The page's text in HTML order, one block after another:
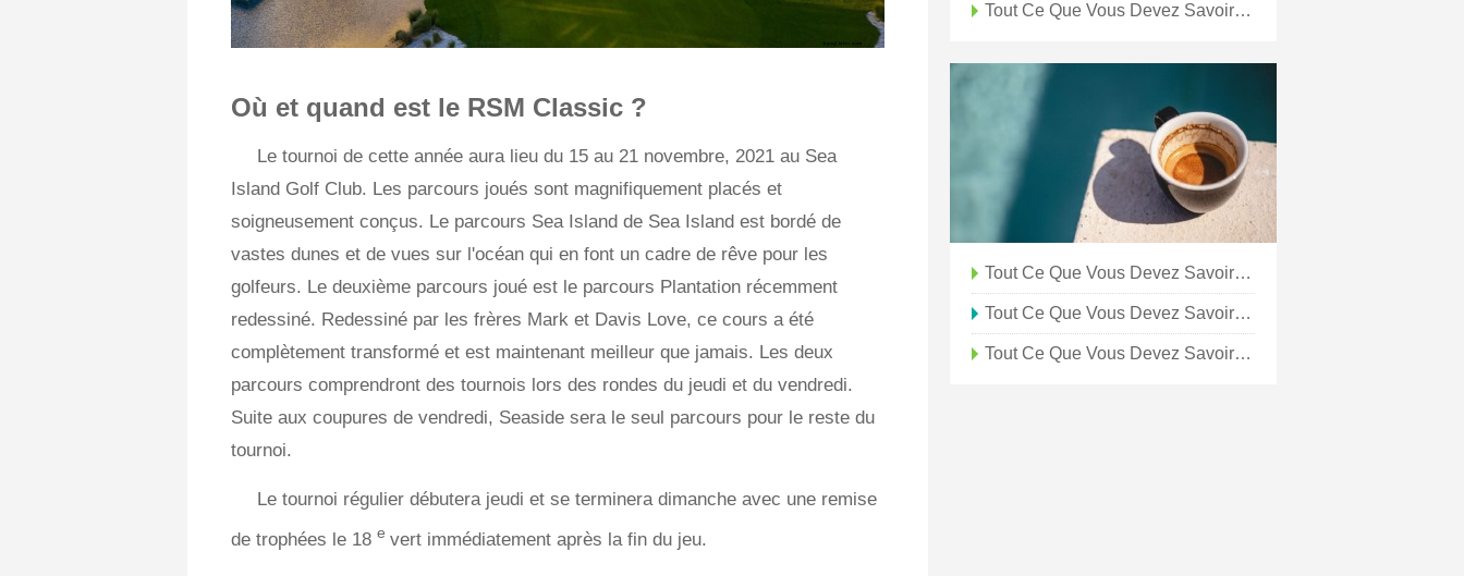
Où et quand est le RSM Classic ?
Le tournoi de cette année aura lieu du 15 au 21 novembre, 2021 au Sea
Island Golf Club. Les parcours joués sont magnifiquement placés et
soigneusement conçus. Le parcours Sea Island de Sea Island est bordé de
vastes dunes et de vues sur l'océan qui en font un cadre de rêve pour les
golfeurs. Le deuxième parcours joué est le parcours Plantation récemment
redessiné. Redessiné par les frères Mark et Davis Love, ce cours a été
complètement transformé et est maintenant meilleur que jamais. Les deux
parcours comprendront des tournois lors des rondes du jeudi et du vendredi.
Suite aux coupures de vendredi, Seaside sera le seul parcours pour le reste du
tournoi.
Le tournoi régulier débutera jeudi et se terminera dimanche avec une remise
de trophées le 18 e vert immédiatement après la fin du jeu.
Tout Ce Que Vous Devez Savoir Sur Le Shopping À Kansas City
Tout Ce Que Vous Devez Savoir Sur Kansas City
Tout Ce Que Vous Devez Savoir Sur Le Memorial Day À Kansas City
Tout Ce Que Vous Devez Savoir Sur Le Printemps À Kansas City